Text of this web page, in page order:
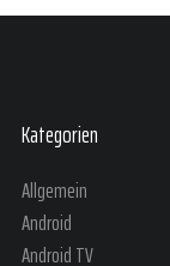
Kategorien
Allgemein
Android
Android TV